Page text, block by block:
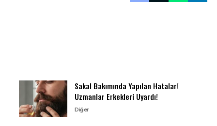
Sakal Bakımında Yapılan Hatalar!
Uzmanlar Erkekleri Uyardı!
Diğer